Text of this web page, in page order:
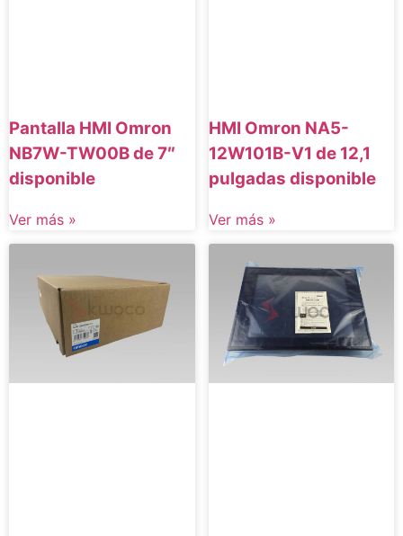
Pantalla HMI Omron
NB7W-TW00B de 7″
disponible
Ver más »
HMI Omron NA5-
12W101B-V1 de 12,1
pulgadas disponible
Ver más »